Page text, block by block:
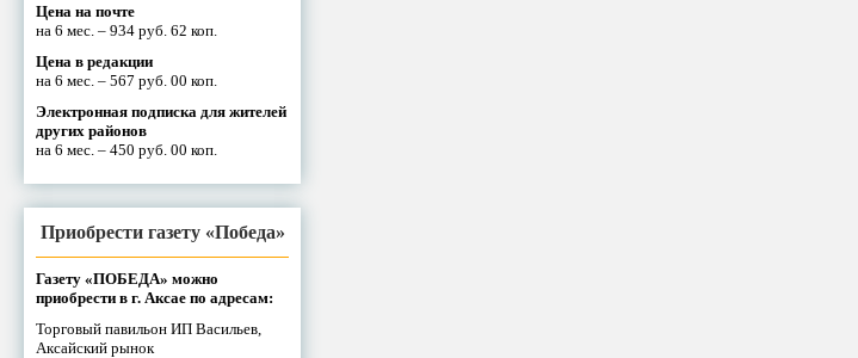
Цена на почте
на 6 мес. – 934 руб. 62 коп.
Цена в редакции
на 6 мес. – 567 руб. 00 коп.
Электронная подписка для жителей
других районов
на 6 мес. – 450 руб. 00 коп.
Приобрести газету «Победа»
Газету «ПОБЕДА» можно
приобрести в г. Аксае по адресам:
Торговый павильон ИП Васильев,
Аксайский рынок